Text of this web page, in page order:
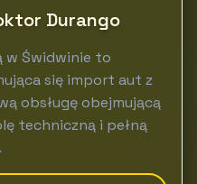
Durango
w Świdwinie to
się import aut z
obsługę obejmującą
techniczną i pełną